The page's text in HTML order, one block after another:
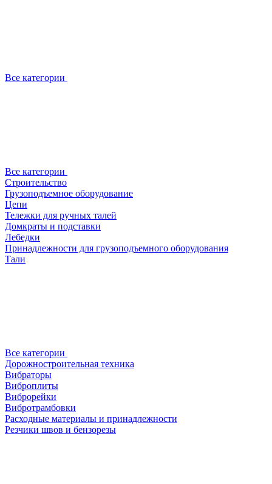
Все категории
Все категории
Строительство
Грузоподъемное оборудование
Цепи
Тележки для ручных талей
Домкраты и подставки
Лебедки
Принадлежности для грузоподъемного оборудования
Тали
Все категории
Дорожностроительная техника
Вибраторы
Виброплиты
Виброрейки
Вибротрамбовки
Расходные материалы и принадлежности
Резчики швов и бензорезы